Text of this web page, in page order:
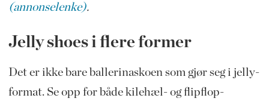
(annonselenke).
Jelly shoes i flere former
Det er ikke bare ballerinaskoen som gjør seg i jelly-
format. Se opp for både kilehæl- og flipflop-